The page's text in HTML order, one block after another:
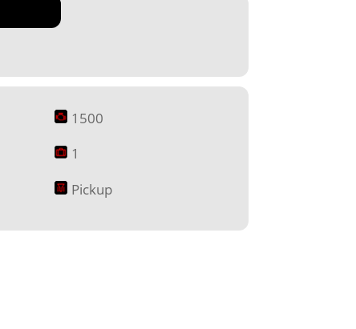
1500
1
Pickup